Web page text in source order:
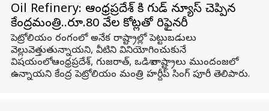
Oil Refinery: ఆంధ్రప్రదేశ్ కి గుడ్ న్యూస్ చెప్పిన
కేంద్రమంత్రి..రూ.80 వేల కోట్లతో రిఫైనరీ
పెట్రోలియం రంగంలో అనేక రాష్ట్రాల్లో పెట్టుబడులు
వెల్లువెత్తుతున్నాయని, వీటిని వినియోగించుకునే
విషయంలోఆంధ్రప్రదేశ్‌, గుజరాత్‌, ఒడిశా రాష్ట్రాలు ముందంజలో
ఉన్నాయని కేంద్ర పెట్రోలియం మంత్రి హర్దీప్‌ సింగ్‌ పూరీ తెలిపారు.